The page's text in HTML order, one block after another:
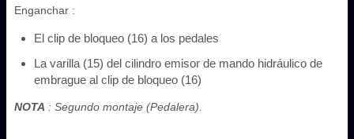
Enganchar :
El clip de bloqueo (16) a los pedales
La varilla (15) del cilindro emisor de mando hidráulico de
embrague al clip de bloqueo (16)
NOTA : Segundo montaje (Pedalera).